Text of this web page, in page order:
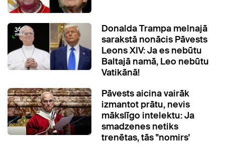
Donalda Trampa melnajā
sarakstā nonācis Pāvests
Leons XIV: Ja es nebūtu
Baltajā namā, Leo nebūtu
Vatikānā!
Pāvests aicina vairāk
izmantot prātu, nevis
mākslīgo intelektu: Ja
smadzenes netiks
trenētas, tās "nomirs'